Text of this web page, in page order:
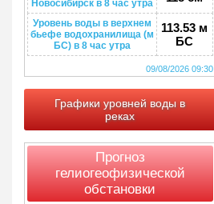
Новосибирск в 8 час утра
Уровень воды в верхнем
бьефе водохранилища (м
БС) в 8 час утра
113.53 м
БС
09/08/2026 09:30
Графики уровней воды в
реках
Прогноз
гелиогеофизической
обстановки